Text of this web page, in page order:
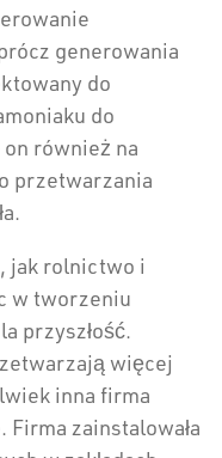
generowania
do
do
również na
przetwarzania
jak rolnictwo i
w tworzeniu
przyszłość.
więcej
inna firma
zainstalowała